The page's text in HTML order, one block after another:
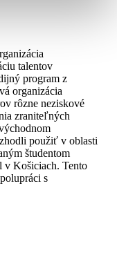
talentov
program z
organizácia
rôzne neziskové
zraniteľných
použiť v oblasti
študentom
v Košiciach. Tento
s